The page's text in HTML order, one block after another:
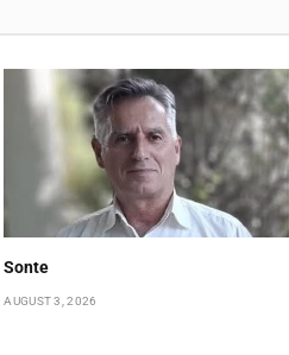
Sonte
AUGUST 3, 2026